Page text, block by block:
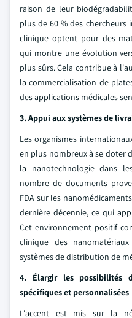
raison de leur
plus de 60 % des
clinique optent pour des
qui montre une évolution
plus sûrs. Cela contribue à
la commercialisation de
des applications médicales
3. Appui aux systèmes de
Les organismes
en plus nombreux à se doter
la nanotechnologie dans
nombre de documents
FDA sur les
dernière décennie, ce qui
Cet environnement positif
clinique des
systèmes de distribution de
4. Élargir les possibilités
spécifiques et personnalisées
L'accent est mis sur la